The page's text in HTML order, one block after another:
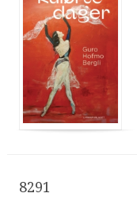
8291